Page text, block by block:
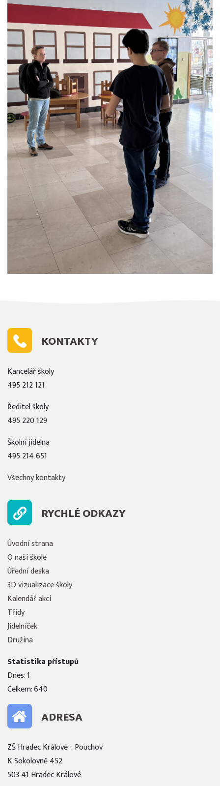
KONTAKTY
Kancelář školy
495 212 121
Ředitel školy
495 220 129
Školní jídelna
495 214 651
Všechny kontakty
RYCHLÉ ODKAZY
Úvodní strana
O naší škole
Úřední deska
3D vizualizace školy
Kalendář akcí
Třídy
Jídelníček
Družina
Statistika přístupů
Dnes: 1
Celkem: 640
ADRESA
ZŠ Hradec Králové - Pouchov
K Sokolovně 452
503 41 Hradec Králové